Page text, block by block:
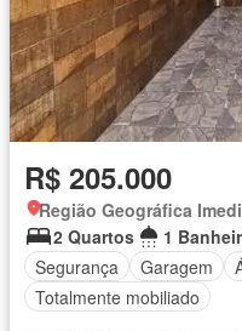
R$ 205.000
2 Quartos
1
Segurança
Garagem
Totalmente mobiliado